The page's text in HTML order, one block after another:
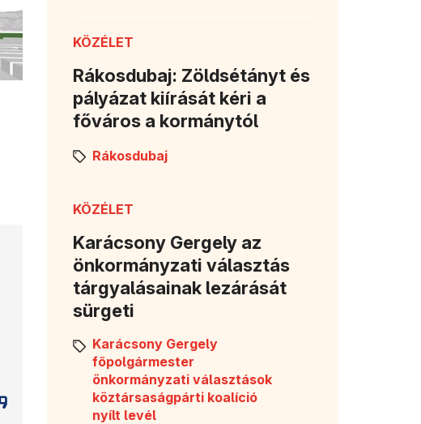
KÖZÉLET
Rákosdubaj: Zöldsétányt és
pályázat kiírását kéri a
főváros a kormánytól
Rákosdubaj
KÖZÉLET
Karácsony Gergely az
önkormányzati választás
tárgyalásainak lezárását
sürgeti
Karácsony Gergely
főpolgármester
önkormányzati választások
köztársaságpárti koalíció
nyílt levél